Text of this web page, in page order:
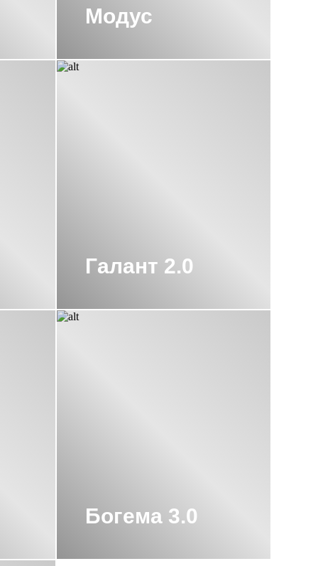
1000Х400 СУНЕРЖА
ВОДЯНОЙ 600Х600 СУНЕРЖА
Модус
Галант 2.0
Богема 3.0